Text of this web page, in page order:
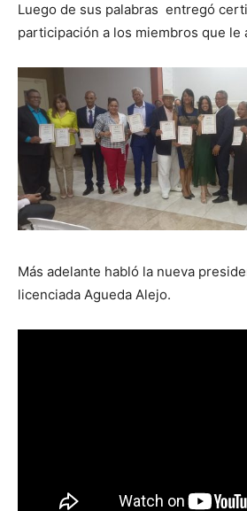
Luego de sus palabras entregó
participación a los miembros que le
Más adelante habló la nueva
licenciada Agueda Alejo.